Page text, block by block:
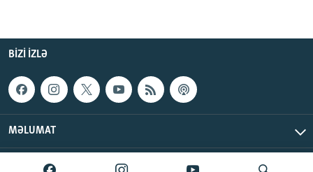
BIZI IZLƏ
MƏLUMAT
AzadlıqRadiosu © 2026 Inc. | Bütün hüquqlar qorunur